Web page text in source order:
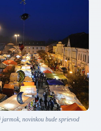
novinkou bude sprievod